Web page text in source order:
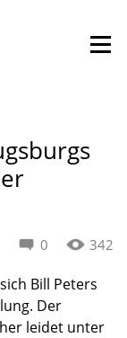
0 342
Bill Peters
Der
leidet unter